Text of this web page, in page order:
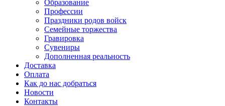
Образование
Профессии
Праздники родов войск
Семейные торжества
Гравировка
Сувениры
Дополненная реальность
Доставка
Оплата
Как до нас добраться
Новости
Контакты